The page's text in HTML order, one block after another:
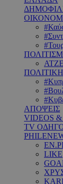
ΠΟΛΙΤΙΚΗ
ΑΠΟΨΕΙΣ
VIDEOS &
TV
LIKE